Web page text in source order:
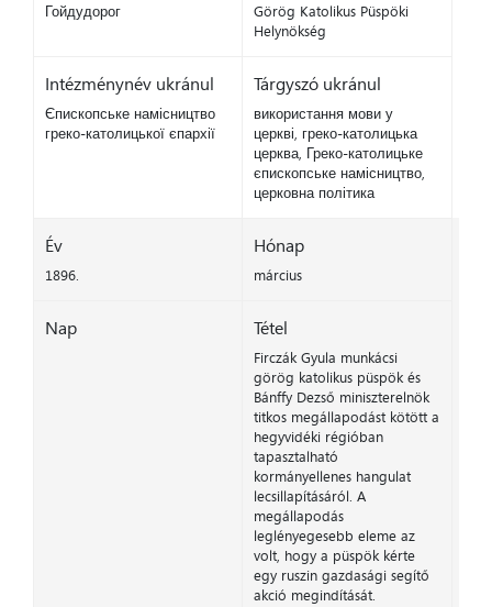
Гойдудорог
Görög Katolikus Püspöki
Helynökség
Intézménynév ukránul
Єпископське намісництво
греко-католицької єпархії
Tárgyszó ukránul
використання мови у
церкві, греко-католицька
церква, Греко-католицьке
єпископське намісництво,
церковна політика
Év
1896.
Hónap
március
Nap Tétel
Firczák Gyula munkácsi
görög katolikus püspök és
Bánffy Dezső miniszterelnök
titkos megállapodást kötött a
hegyvidéki régióban
tapasztalható
kormányellenes hangulat
lecsillapításáról. A
megállapodás
leglényegesebb eleme az
volt, hogy a püspök kérte
egy ruszin gazdasági segítő
akció megindítását.